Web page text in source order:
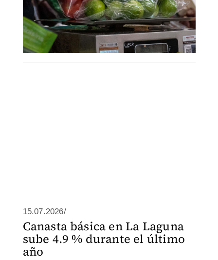
15.07.2026/
Canasta básica en La Laguna
sube 4.9 % durante el último
año